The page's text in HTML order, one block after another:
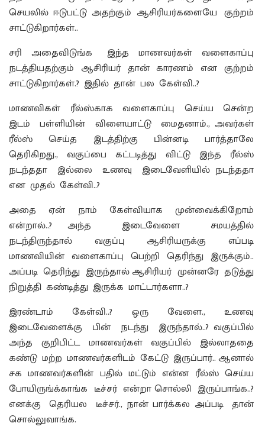
செயலில் ஈடுபட்டு அதற்கும் ஆசிரியர்களையே குற்றம்
சாட்டுகிறார்கள்..
சரி அதைவிடுங்க இந்த மாணவர்கள் வளைகாப்பு
நடத்தியதற்கும் ஆசிரியர் தான் காரணம் என குற்றம்
சாட்டுகிறார்கள்.? இதில் தான் பல கேள்வி..?
மாணவிகள் ரீல்ஸ்காக வளைகாப்பு செய்ய சென்ற
இடம் பள்ளியின் விளையாட்டு மைதனாம்., அவர்கள்
ரீல்ஸ் செய்த இடத்திற்கு பின்னடி பார்த்தாலே
தெரிகிறது., வகுப்பை கட்டடித்து விட்டு இந்த ரீல்ஸ்
நடந்ததா இல்லை உணவு இடைவேளியில் நடந்ததா
என முதல் கேள்வி..?
அதை ஏன் நாம் கேள்வியாக முன்வைக்கிறோம்
என்றால்..? அந்த இடைவேளை சமயத்தில்
நடந்திருந்தால் வகுப்பு ஆசிரியருக்கு எப்படி
மாணவியின் வளைகாப்பு பெற்றி தெரிந்து இருக்கும்..
அப்படி தெரிந்து இருந்தால் ஆசிரியர் முன்னரே தடுத்து
நிறுத்தி கண்டித்து இருக்க மாட்டார்களா..?
இரண்டாம் கேள்வி..? ஒரு வேளை., உணவு
இடைவேளைக்கு பின் நடந்து இருந்தால்..? வகுப்பில்
அந்த குறிபிட்ட மாணவர்கள் வகுப்பில் இல்லாததை
கண்டு மற்ற மாணவர்களிடம் கேட்டு இருப்பார்.. ஆனால்
சக மாணவர்களின் பதில் மட்டும் என்ன ரீல்ஸ் செய்ய
போயிருங்க்காங்க டீச்சர் என்றா சொல்லி இருப்பாங்க..?
எனக்கு தெரியல டீச்சர்., நான் பார்க்கல அப்படி தான்
சொல்லுவாங்க.